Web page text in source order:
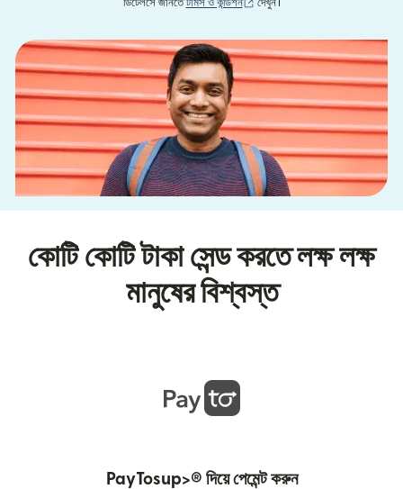
ডিটেলসে জানতেটার্মস ও কন্ডিশন দেখুন।
কোটি কোটি টাকা সেন্ড করতে লক্ষ লক্ষ
মানুষের বিশ্বস্ত
PayTosup>® দিয়ে পেমেন্ট করুন